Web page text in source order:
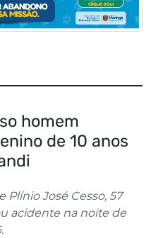
homem
de 10 anos
Plínio José Cesso, 57
acidente na noite de